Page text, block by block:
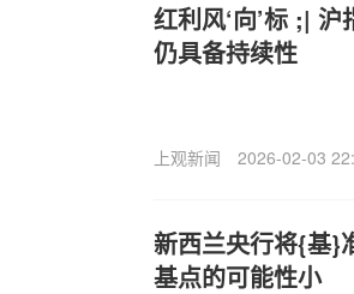
红利风‘向’标 ;|
仍具备持续性
上观新闻 2026-02-03
新西兰央行将{基}
基点的可能性小